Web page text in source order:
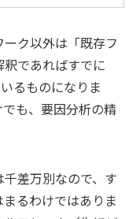
ク以外は「既存フ
であればすでに
るものになりま
も、要因分析の精
差万別なので、す
るわけではありま